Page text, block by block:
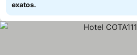
exatos.